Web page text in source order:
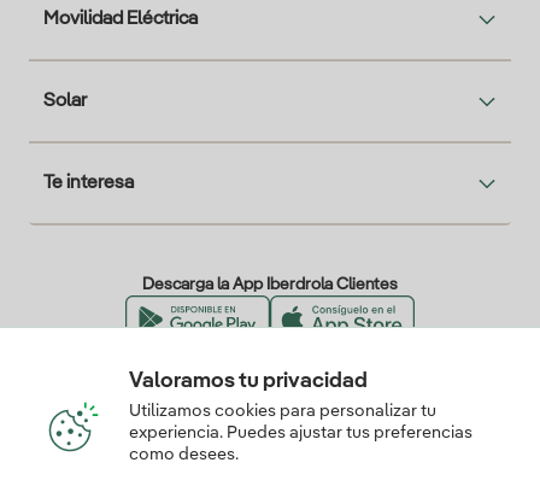
Movilidad Eléctrica
Solar
Te interesa
Descarga la App Iberdrola Clientes
Nuestros certificados de confianza
Valoramos tu privacidad
Utilizamos cookies para personalizar tu
experiencia. Puedes ajustar tus preferencias
como desees.